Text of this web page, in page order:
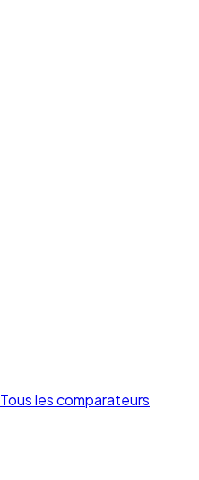
Tous les comparateurs